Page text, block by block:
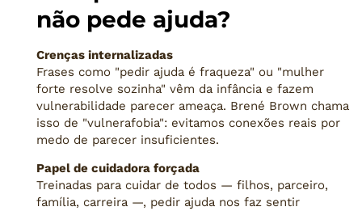
não pede ajuda?
Crenças internalizadas
Frases como "pedir ajuda é fraqueza" ou "mulher
forte resolve sozinha" vêm da infância e fazem
vulnerabilidade parecer ameaça. Brené Brown chama
isso de "vulnerafobia": evitamos conexões reais por
medo de parecer insuficientes.
Papel de cuidadora forçada
Treinadas para cuidar de todos — filhos, parceiro,
família, carreira —, pedir ajuda nos faz sentir